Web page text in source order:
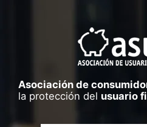
Asociación de
la protección del usuario